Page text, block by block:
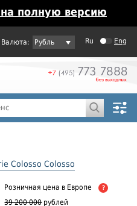
полную версию
Рубль Ru Eng
Colosso Colosso
Розничная цена в Европе ?
39 200 000 рублей